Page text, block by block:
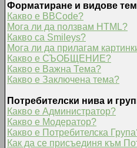
Форматиране и видове
Какво е BBCode?
Мога ли да ползвам HTML?
Какво са Smileys?
Мога ли да прилагам
Какво е СЪОБЩЕНИЕ?
Какво е Важна Тема?
Какво е Заключена тема?
Потребителски нива и
Какво е Администратор?
Какво е Модератор?
Какво е Потребителска
Как да се присъединя към